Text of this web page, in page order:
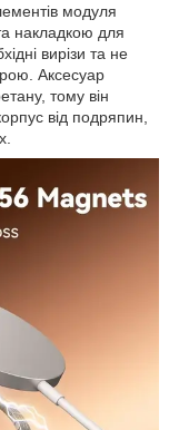
модуля
накладкою для
вирізи та не
Аксесуар
тому він
від подряпин,